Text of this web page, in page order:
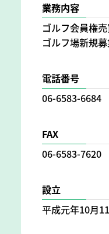
業務内容
ゴルフ会員権
ゴルフ場新規
電話番号
06-6583-6684
FAX
06-6583-7620
設立
平成元年10月